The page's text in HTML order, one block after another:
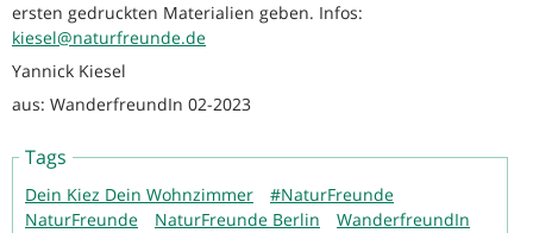
ersten gedruckten Materialien geben. Infos:
kiesel@naturfreunde.de
Yannick Kiesel
aus: WanderfreundIn 02-2023
Tags
Dein Kiez Dein Wohnzimmer
#NaturFreunde
NaturFreunde
NaturFreunde Berlin WanderfreundIn